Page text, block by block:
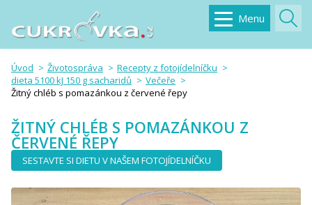
Menu
Úvod Životospráva
Recepty z fotojídelníčku
dieta 5100 kJ 150 g sacharidů
Večeře
Žitný chléb s pomazánkou z červené řepy
ŽITNÝ CHLÉB S POMAZÁNKOU Z
ČERVENÉ ŘEPY
SESTAVTE SI DIETU V NAŠEM FOTOJÍDELNÍČKU